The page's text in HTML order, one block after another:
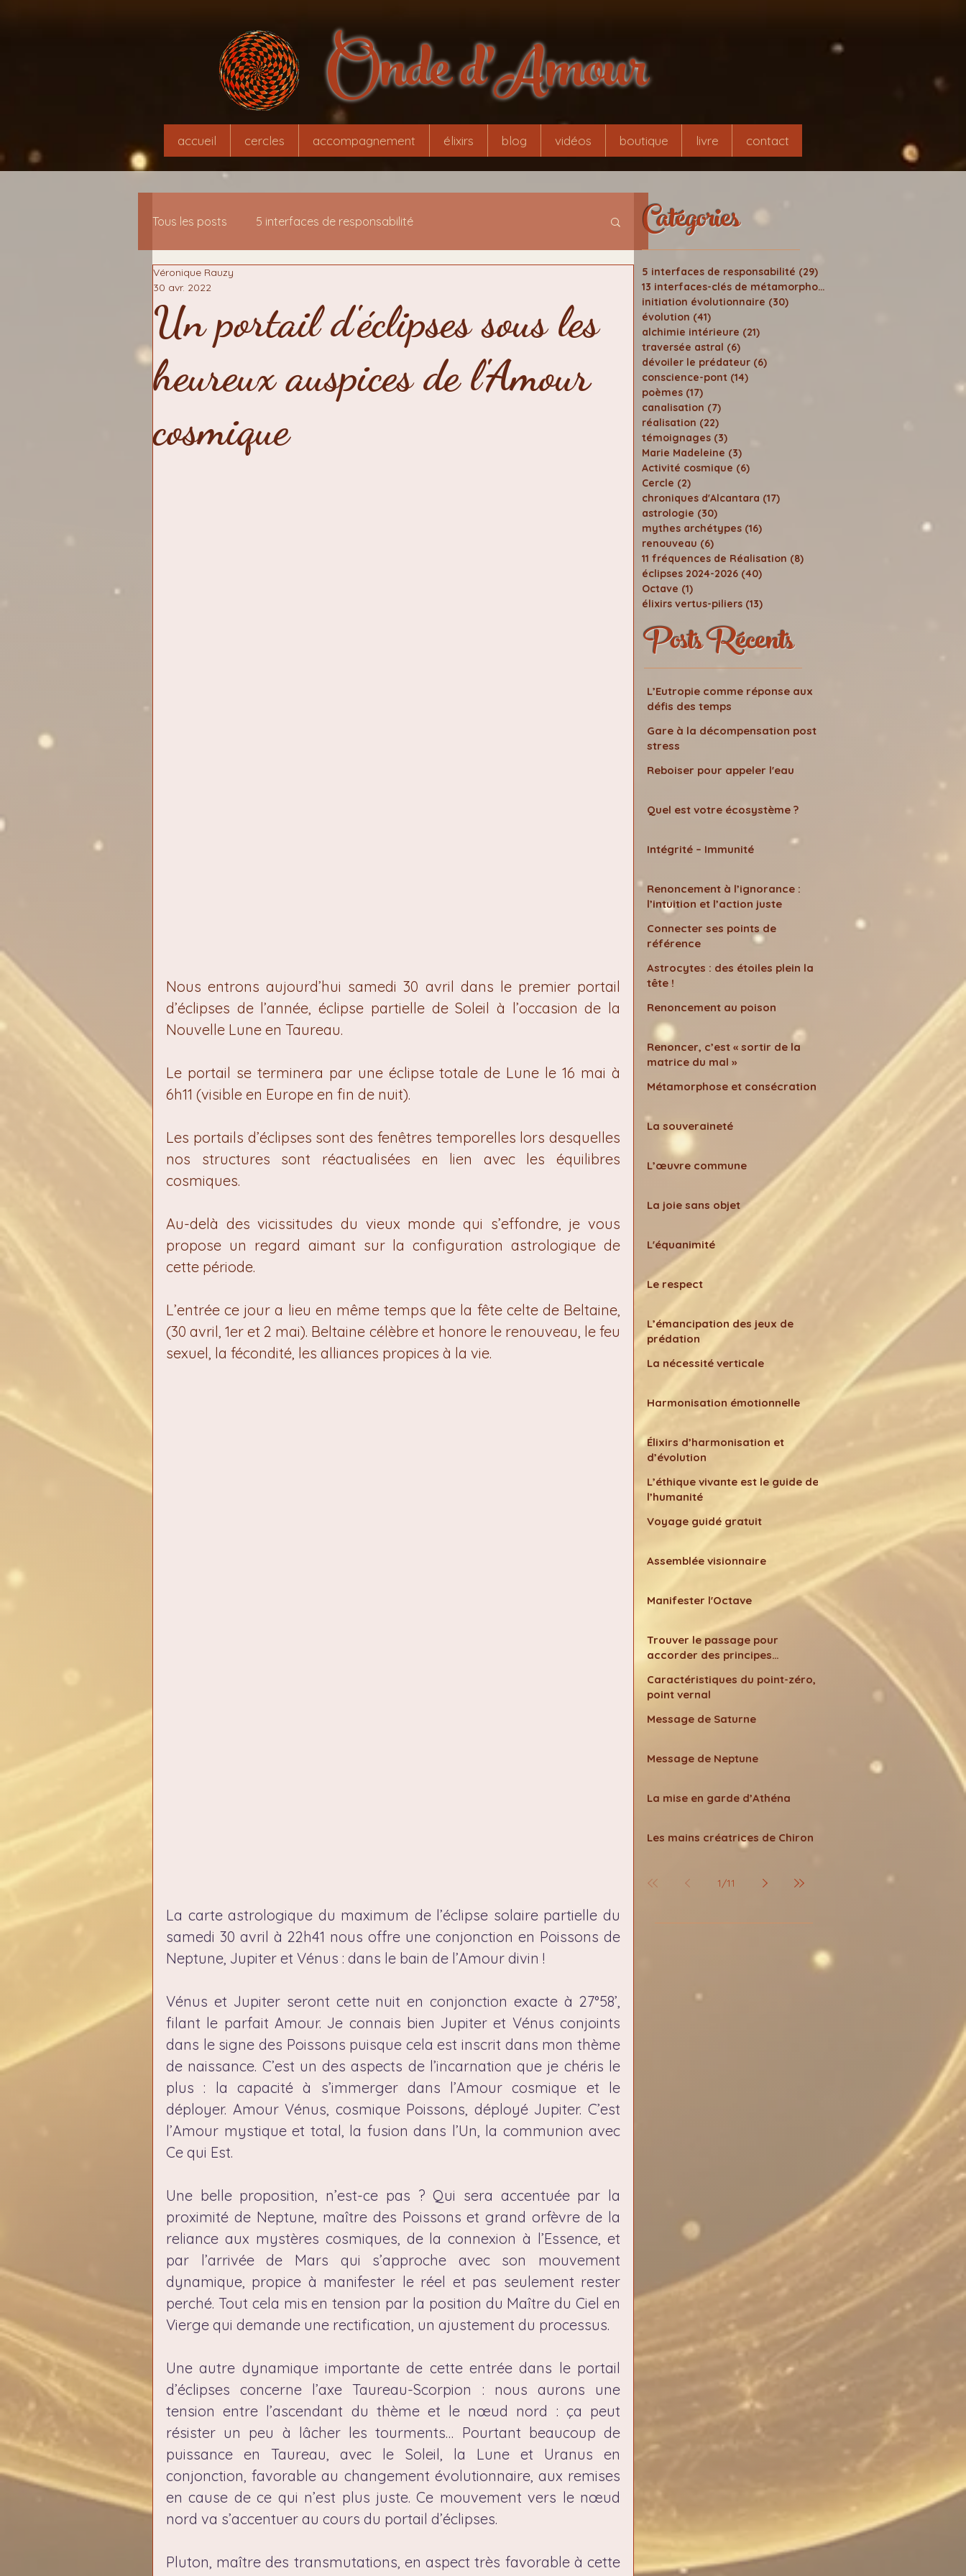
accueil cercles accompagnement élixirs blog vidéos boutique livre contact
Onde d'Amour
Tous les posts 5 interfaces de responsabilité
13 interfaces-clés de métamorphose
évolution alchimie intérieure traversée astral
dévoiler le prédateur conscience-pont poèmes canalisation
Un portail d'éclipses sous les
heureux auspices de l'Amour
cosmique
Véronique Rauzy
30 avr. 2022
Nous entrons aujourd’hui samedi 30 avril dans le premier portail
d’éclipses de l’année, éclipse partielle de Soleil à l’occasion de la
Nouvelle Lune en Taureau.
Le portail se terminera par une éclipse totale de Lune le 16 mai à
6h11 (visible en Europe en fin de nuit).
Les portails d’éclipses sont des fenêtres temporelles lors desquelles
nos structures sont réactualisées en lien avec les équilibres
cosmiques.
Au-delà des vicissitudes du vieux monde qui s’effondre, je vous
propose un regard aimant sur la configuration astrologique de
cette période.
L’entrée ce jour a lieu en même temps que la fête celte de Beltaine,
(30 avril, 1er et 2 mai). Beltaine célèbre et honore le renouveau, le feu
sexuel, la fécondité, les alliances propices à la vie.
La carte astrologique du maximum de l’éclipse solaire partielle du
samedi 30 avril à 22h41 nous offre une conjonction en Poissons de
Neptune, Jupiter et Vénus : dans le bain de l’Amour divin !
Vénus et Jupiter seront cette nuit en conjonction exacte à 27°58’,
filant le parfait Amour. Je connais bien Jupiter et Vénus conjoints
dans le signe des Poissons puisque cela est inscrit dans mon thème
de naissance. C’est un des aspects de l’incarnation que je chéris le
plus : la capacité à s’immerger dans l’Amour cosmique et le
déployer. Amour Vénus, cosmique Poissons, déployé Jupiter. C’est
l’Amour mystique et total, la fusion dans l’Un, la communion avec
Ce qui Est.
Une belle proposition, n’est-ce pas ? Qui sera accentuée par la
proximité de Neptune, maître des Poissons et grand orfèvre de la
reliance aux mystères cosmiques, de la connexion à l’Essence, et
par l’arrivée de Mars qui s’approche avec son mouvement
dynamique, propice à manifester le réel et pas seulement rester
perché. Tout cela mis en tension par la position du Maître du Ciel en
Vierge qui demande une rectification, un ajustement du processus.
Une autre dynamique importante de cette entrée dans le portail
d’éclipses concerne l’axe Taureau-Scorpion : nous aurons une
tension entre l’ascendant du thème et le nœud nord : ça peut
résister un peu à lâcher les tourments… Pourtant beaucoup de
puissance en Taureau, avec le Soleil, la Lune et Uranus en
conjonction, favorable au changement évolutionnaire, aux remises
en cause de ce qui n’est plus juste. Ce mouvement vers le nœud
nord va s’accentuer au cours du portail d’éclipses.
Pluton, maître des transmutations, en aspect très favorable à cette
Catégories
5 interfaces de responsabilité (29)
13 interfaces-clés de métamorphose
initiation évolutionnaire (30)
évolution (41)
alchimie intérieure (21)
traversée astral (6)
dévoiler le prédateur (6)
conscience-pont (14)
poèmes (17)
canalisation (7)
réalisation (22)
témoignages (3)
Marie Madeleine (3)
Activité cosmique (6)
Cercle (2)
chroniques d'Alcantara (17)
astrologie (30)
mythes archétypes (16)
renouveau (6)
11 fréquences de Réalisation (8)
éclipses 2024-2026 (40)
Octave (1)
élixirs vertus-piliers (13)
Posts Récents
L’Eutropie comme réponse aux
défis des temps
Gare à la décompensation post
stress
Reboiser pour appeler l'eau
Quel est votre écosystème ?
Intégrité – Immunité
Renoncement à l’ignorance :
l’intuition et l’action juste
Connecter ses points de
référence
Astrocytes : des étoiles plein la
tête !
Renoncement au poison
Renoncer, c’est « sortir de la
matrice du mal »
Métamorphose et consécration
La souveraineté
L’œuvre commune
La joie sans objet
L'équanimité
Le respect
L’émancipation des jeux de
prédation
La nécessité verticale
Harmonisation émotionnelle
Élixirs d’harmonisation et
d’évolution
L’éthique vivante est le guide de
l’humanité
Voyage guidé gratuit
Assemblée visionnaire
Manifester l'Octave
Trouver le passage pour
accorder des principes
Caractéristiques du point-zéro,
point vernal
Message de Saturne
Message de Neptune
La mise en garde d’Athéna
Les mains créatrices de Chiron
1/11